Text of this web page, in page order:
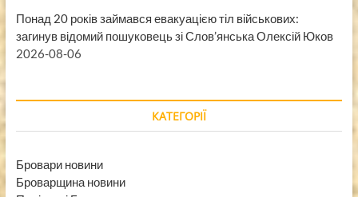
Понад 20 років займався евакуацією тіл військових:
загинув відомий пошуковець зі Слов’янська Олексій Юков
2026-08-06
КАТЕГОРІЇ
Бровари новини
Броварщина новини